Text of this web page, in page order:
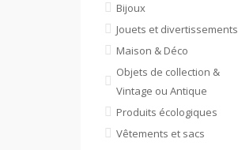
Bijoux
Jouets et divertissements
Maison & Déco
Objets de collection &
Vintage ou Antique
Produits écologiques
Vêtements et sacs